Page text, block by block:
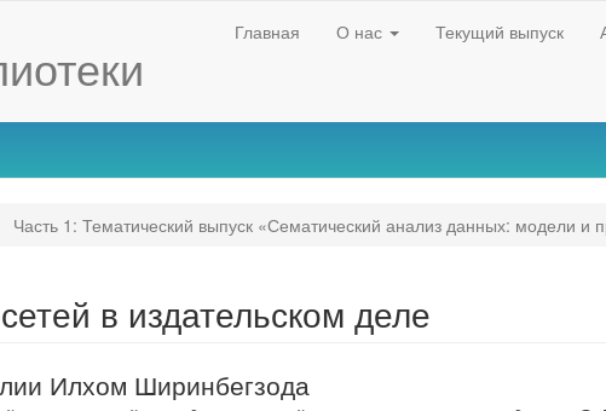
Главная О нас Текущий выпуск
Часть 1: Тематический выпуск «Сематический анализ данных: модели и
в издательском деле
Илхом Ширинбегзода